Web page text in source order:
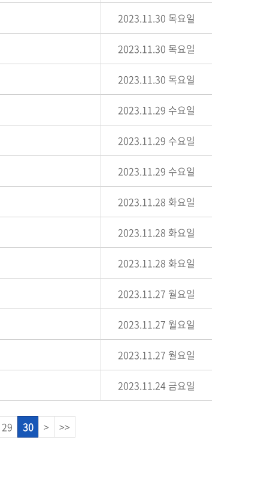
2023.11.30 목요일
2023.11.30 목요일
2023.11.30 목요일
2023.11.29 수요일
2023.11.29 수요일
2023.11.29 수요일
2023.11.28 화요일
2023.11.28 화요일
2023.11.28 화요일
2023.11.27 월요일
2023.11.27 월요일
2023.11.27 월요일
2023.11.24 금요일
29 30 > >>